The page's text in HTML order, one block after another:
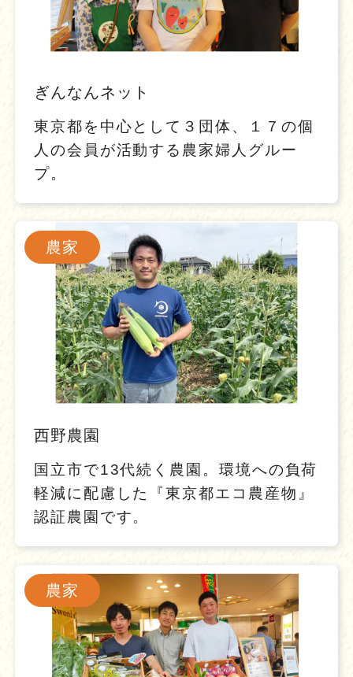
ぎんなんネット
東京都を中心として３団体、１７の個
人の会員が活動する農家婦人グルー
プ。
農家
西野農園
国立市で13代続く農園。環境への負荷
軽減に配慮した『東京都エコ農産物』
認証農園です。
農家